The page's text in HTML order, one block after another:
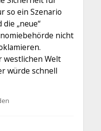
so ein Szenario
„neue“
nicht
westlichen Welt
würde schnell